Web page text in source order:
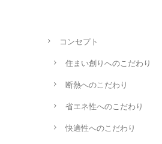
コンセプト
住まい創りへのこだわり
断熱へのこだわり
省エネ性へのこだわり
快適性へのこだわり